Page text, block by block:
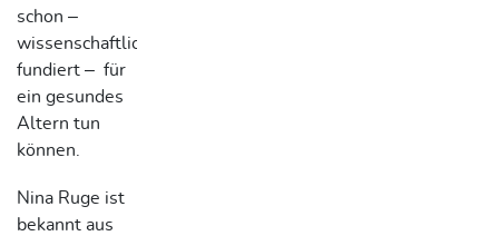
schon –
wissenschaftlich
fundiert – für
ein gesundes
Altern tun
können.
Nina Ruge ist
bekannt aus